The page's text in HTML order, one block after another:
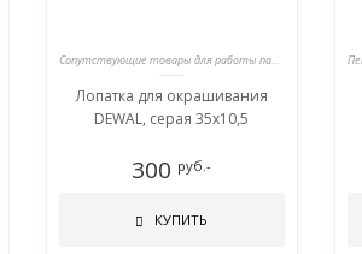
Сопутствующие товары для работы парикмахеров
Лопатка для окрашивания
DEWAL, серая 35х10,5
300 руб.-
КУПИТЬ